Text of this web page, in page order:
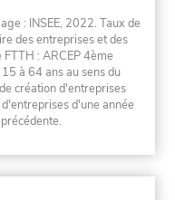
: INSEE, 2022. Taux de
des entreprises et des
: ARCEP 4ème
à 64 ans au sens du
création d'entreprises
d'une année